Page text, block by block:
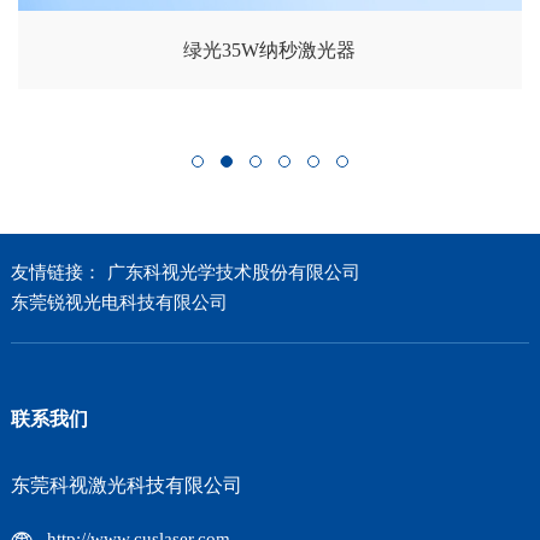
绿光35W纳秒激光器
友情链接：
广东科视光学技术股份有限公司
东莞锐视光电科技有限公司
联系我们
东莞科视激光科技有限公司